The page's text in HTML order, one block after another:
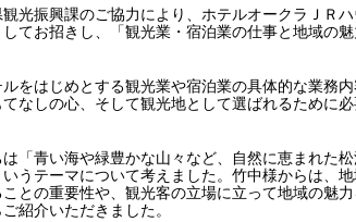
光振興課のご協力により、ホテルオークラＪＲ
てお招きし、「観光業・宿泊業の仕事と地域の
をはじめとする観光業や宿泊業の具体的な業務
なしの心、そして観光地として選ばれるために
「青い海や緑豊かな山々など、自然に恵まれた
うテーマについて考えました。竹中様からは、
との重要性や、観光客の立場に立って地域の魅
紹介いただきました。